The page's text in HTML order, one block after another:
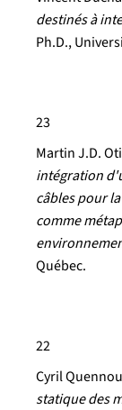
destinés à
Ph.D.,
23
Martin J.D.
intégration
câbles pour
comme
Québec.
22
Cyril
statique des